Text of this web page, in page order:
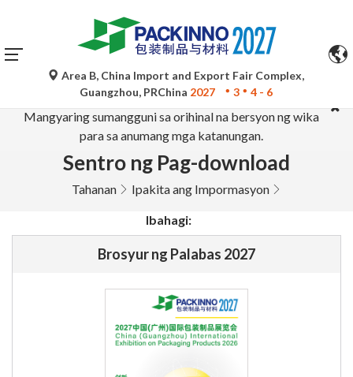
Ang mga awtomatikong pagsasalin ng Google Translate ay
para lamang sa sanggunian at maaaring hindi tumpak.
Mangyaring sumangguni sa orihinal na bersyon ng wika
para sa anumang mga katanungan.
Area B, China Import and Export Fair Complex,
Guangzhou, PRChina 2027 3 4 - 6
Sentro ng Pag-download
Tahanan Ipakita ang Impormasyon
Ibahagi:
Brosyur ng Palabas 2027